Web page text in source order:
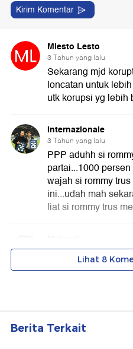
Berita Terkait